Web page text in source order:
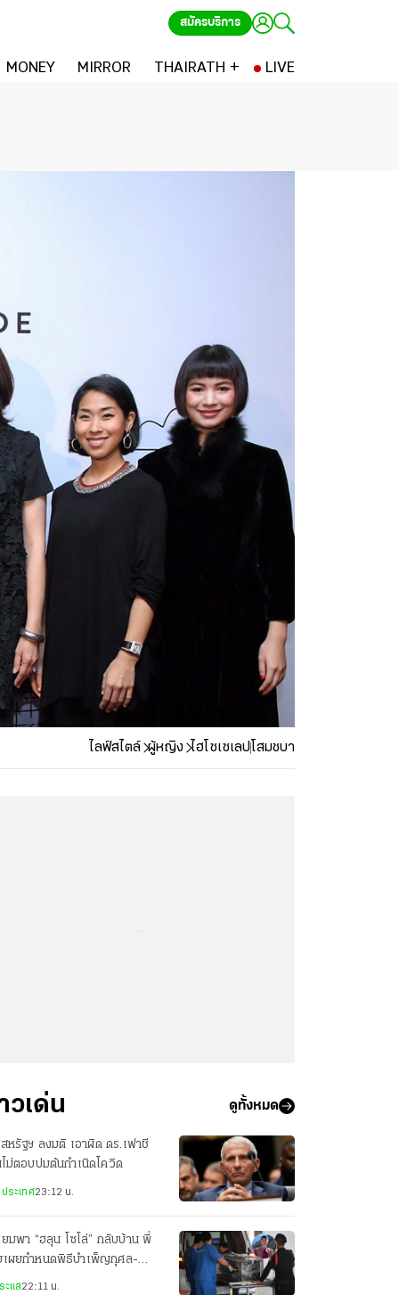
สมัครบริการ
MONEY MIRROR THAIRATH + LIVE
ไลฟ์สไตล์ ผู้หญิง ไฮโซเซเลปโสมชบา
วเด่น ดูทั้งหมด
หรัฐฯ ลงมติ เอาผิด ดร.เฟาชี
ไม่ตอบปมต้นกำเนิดโควิด
ระเทศ23:12 น.
ยมพา “ฮลุน โซโล่” กลับบ้าน พี่
เผยกำหนดพิธีบำเพ็ญกุศล-
ะแส22:11 น.